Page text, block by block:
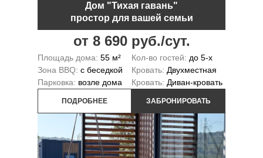
Дом "Тихая гавань"
простор для вашей семьи
от 8 690 руб./сут.
Площадь дома: 55 м²
Зона BBQ: с беседкой
Парковка: возле дома
Кол-во гостей: до 5-х
Кровать: Двухместная
Кровать: Диван-кровать
ПОДРОБНЕЕ ЗАБРОНИРОВАТЬ